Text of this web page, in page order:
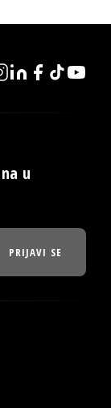
u
PRIJAVI SE